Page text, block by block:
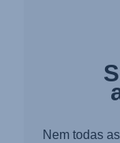
Nem todas